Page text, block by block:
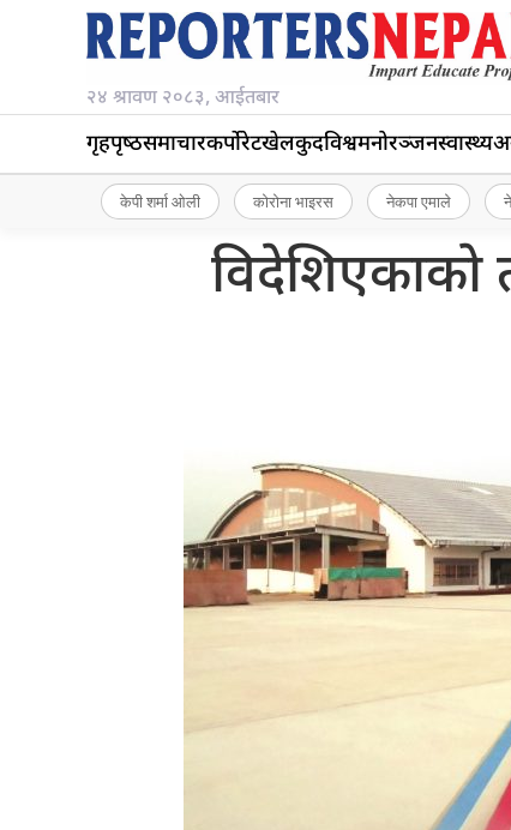
२४ श्रावण २०८३, आईतबार
गृहपृष्‍ठसमाचारकर्पोरेटखेलकुदविश्वमनोरञ्जनस्वास्थ्य
केपी शर्मा ओली कोरोना भाइरस नेकपा एमाले
विदेशिएकाको